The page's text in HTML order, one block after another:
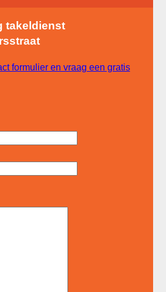
takeldienst
formulier en vraag een gratis